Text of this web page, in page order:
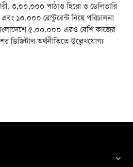
৩,০০,০০০ পাঠাও হিরো ও ডেলিভারি
১০,০০০ রেস্টুরেন্ট নিয়ে পরিচালনা
৫,০০,০০০-এরও বেশি কাজের
ডিজিটাল অর্থনীতিতে উল্লেখযোগ্য